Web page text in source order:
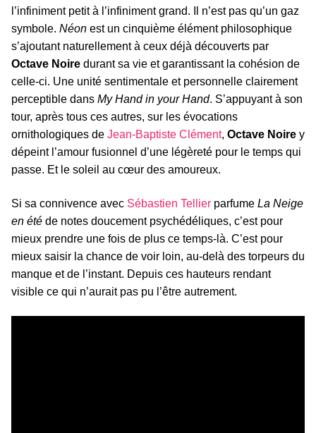
l’infiniment petit à l’infiniment grand. Il n’est pas qu’un gaz
symbole. Néon est un cinquième élément philosophique
s’ajoutant naturellement à ceux déjà découverts par
Octave Noire durant sa vie et garantissant la cohésion de
celle-ci. Une unité sentimentale et personnelle clairement
perceptible dans My Hand in your Hand. S’appuyant à son
tour, après tous ces autres, sur les évocations
ornithologiques de Jean-Baptiste Clément, Octave Noire y
dépeint l’amour fusionnel d’une légèreté pour le temps qui
passe. Et le soleil au cœur des amoureux.
Si sa connivence avec Sébastien Tellier parfume La Neige
en été de notes doucement psychédéliques, c’est pour
mieux prendre une fois de plus ce temps-là. C’est pour
mieux saisir la chance de voir loin, au-delà des torpeurs du
manque et de l’instant. Depuis ces hauteurs rendant
visible ce qui n’aurait pas pu l’être autrement.